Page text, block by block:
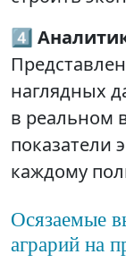
4️⃣
наглядных
в реальном
показатели
каждому
Осязаемые
аграрий на